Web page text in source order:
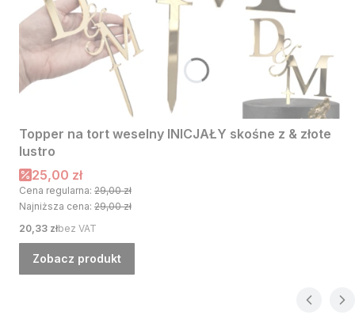
Topper na tort weselny INICJAŁY skośne z & złote
lustro
Cena promocyjna
25,00 zł
Cena regularna: 29,00 zł
Najniższa cena: 29,00 zł
Cena
20,33 złbez VAT
Zobacz produkt